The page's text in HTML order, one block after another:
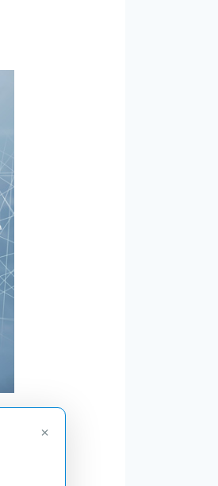
×